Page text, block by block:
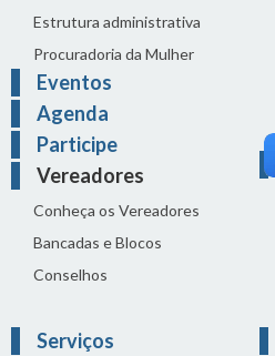
Estrutura administrativa
Procuradoria da Mulher
Eventos
Agenda
Participe
Vereadores
Conheça os Vereadores
Bancadas e Blocos
Conselhos
Serviços